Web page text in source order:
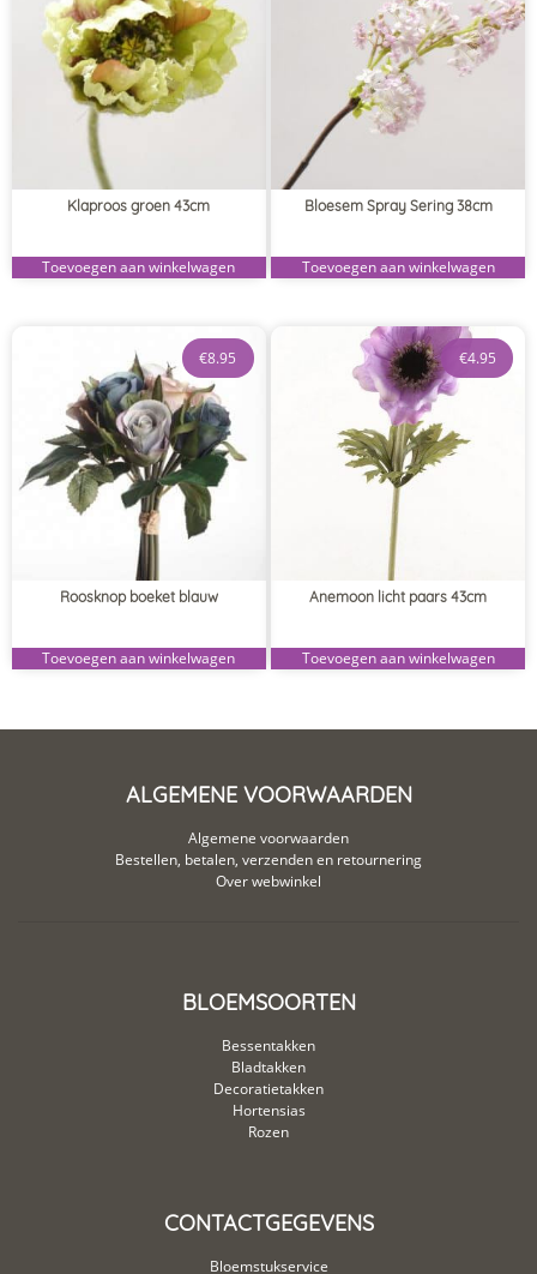
Klaproos groen 43cm
Toevoegen aan winkelwagen
Bloesem Spray Sering 38cm
Toevoegen aan winkelwagen
Roosknop boeket blauw
€8.95
Toevoegen aan winkelwagen
Anemoon licht paars 43cm
€4.95
Toevoegen aan winkelwagen
ALGEMENE VOORWAARDEN
Algemene voorwaarden
Bestellen, betalen, verzenden en retournering
Over webwinkel
BLOEMSOORTEN
Bessentakken
Bladtakken
Decoratietakken
Hortensias
Rozen
CONTACTGEGEVENS
Bloemstukservice